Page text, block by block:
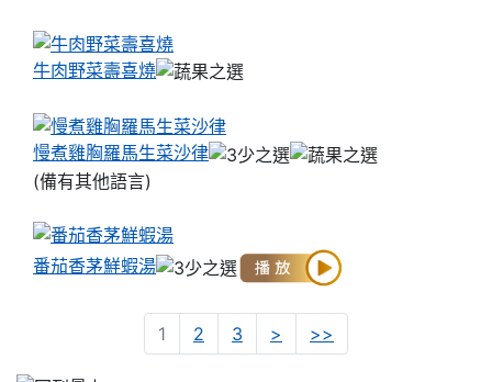
牛肉野菜壽喜燒
慢煮雞胸羅馬生菜沙律
(備有其他語言)
番茄香茅鮮蝦湯
1 2 3 > >>